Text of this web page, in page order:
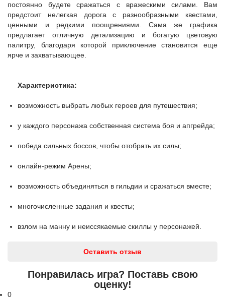
постоянно будете сражаться с вражескими силами. Вам
предстоит нелегкая дорога с разнообразными квестами,
ценными и редкими поощрениями. Сама же графика
предлагает отличную детализацию и богатую цветовую
палитру, благодаря которой приключение становится еще
ярче и захватывающее.
Характеристика:
возможность выбрать любых героев для путешествия;
у каждого персонажа собственная система боя и апгрейда;
победа сильных боссов, чтобы отобрать их силы;
онлайн-режим Арены;
возможность объединяться в гильдии и сражаться вместе;
многочисленные задания и квесты;
взлом на манну и неиссякаемые скиллы у персонажей.
Оставить отзыв
Понравилась игра? Поставь свою
оценку!
0